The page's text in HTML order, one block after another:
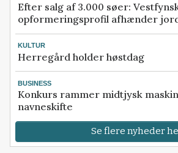
Efter salg af 3.000 søer:
opformeringsprofil afhænder
KULTUR
Herregård holder høstdag
BUSINESS
Konkurs rammer midtjysk
navneskifte
Se flere nyheder